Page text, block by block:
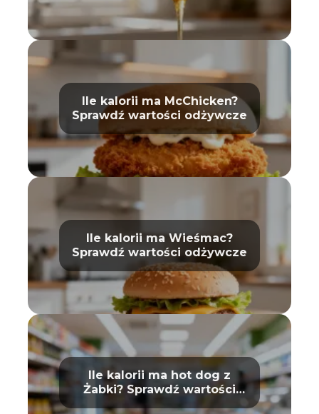
Ile kalorii ma McChicken?
Sprawdź wartości odżywcze
Ile kalorii ma Wieśmac?
Sprawdź wartości odżywcze
Ile kalorii ma hot dog z
Żabki? Sprawdź wartości
odżywcze